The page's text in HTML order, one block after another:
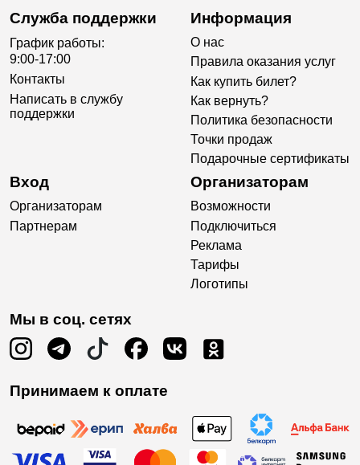
Служба поддержки
График работы:
9:00-17:00
Контакты
Написать в службу
поддержки
Информация
О нас
Правила оказания услуг
Как купить билет?
Как вернуть?
Политика безопасности
Точки продаж
Подарочные сертификаты
Вход
Организаторам
Партнерам
Организаторам
Возможности
Подключиться
Реклама
Тарифы
Логотипы
Мы в соц. сетях
Принимаем к оплате